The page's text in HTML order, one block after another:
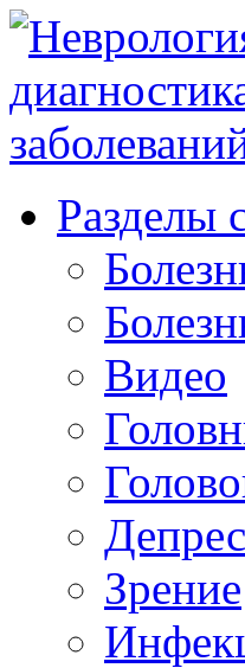
Разделы
Видео
Зрение